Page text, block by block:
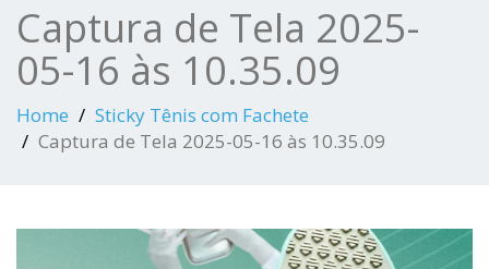
Captura de Tela 2025-
05-16 às 10.35.09
Home
Sticky Tênis com Fachete
Captura de Tela 2025-05-16 às 10.35.09